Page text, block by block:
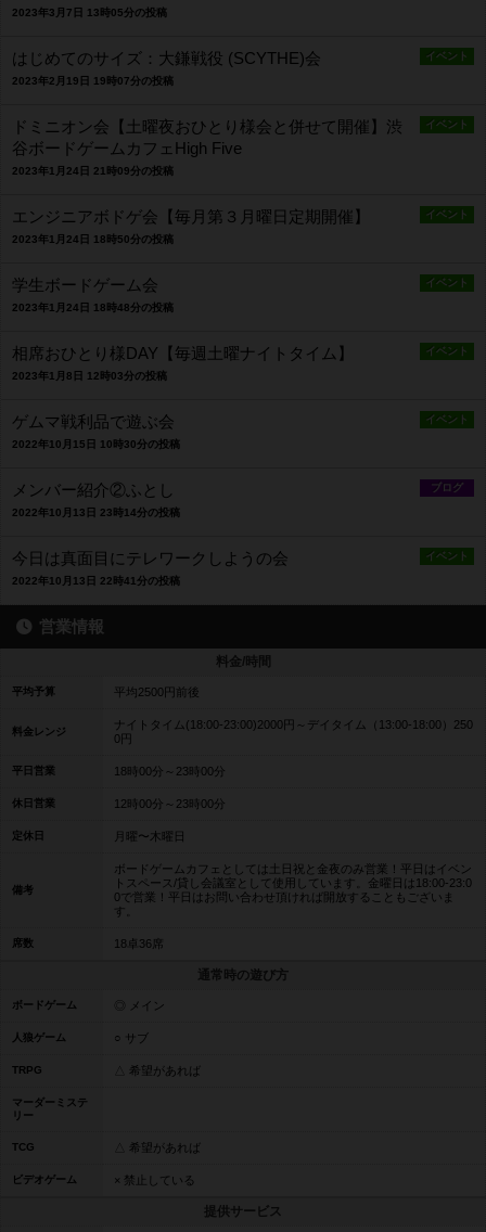
2023年3月7日 13時05分の投稿
イベント
はじめてのサイズ：大鎌戦役 (SCYTHE)会
2023年2月19日 19時07分の投稿
イベント
ドミニオン会【土曜夜おひとり様会と併せて開催】渋
谷ボードゲームカフェHigh Five
2023年1月24日 21時09分の投稿
イベント
エンジニアボドゲ会【毎月第３月曜日定期開催】
2023年1月24日 18時50分の投稿
イベント
学生ボードゲーム会
2023年1月24日 18時48分の投稿
イベント
相席おひとり様DAY【毎週土曜ナイトタイム】
2023年1月8日 12時03分の投稿
イベント
ゲムマ戦利品で遊ぶ会
2022年10月15日 10時30分の投稿
ブログ
メンバー紹介②ふとし
2022年10月13日 23時14分の投稿
イベント
今日は真面目にテレワークしようの会
2022年10月13日 22時41分の投稿
営業情報
料金/時間
平均予算 平均2500円前後
料金レンジ
ナイトタイム(18:00-23:00)2000円～デイタイム（13:00-18:00）250
0円
平日営業 18時00分～23時00分
休日営業 12時00分～23時00分
定休日 月曜〜木曜日
備考
ボードゲームカフェとしては土日祝と金夜のみ営業！平日はイベン
トスペース/貸し会議室として使用しています。金曜日は18:00-23:0
0で営業！平日はお問い合わせ頂ければ開放することもございま
す。
席数 18卓36席
通常時の遊び方
ボードゲーム ◎ メイン
人狼ゲーム ○ サブ
TRPG △ 希望があれば
マーダーミステ
リー
TCG △ 希望があれば
ビデオゲーム × 禁止している
提供サービス